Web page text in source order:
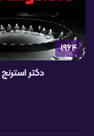
1964
دکتر استرنج